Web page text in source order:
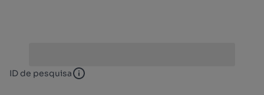
ID de pesquisa ID de pesquisa